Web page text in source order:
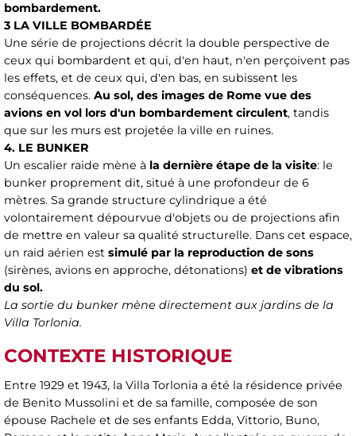
bombardement.
3 LA VILLE BOMBARDÉE
Une série de projections décrit la double perspective de
ceux qui bombardent et qui, d'en haut, n'en perçoivent pas
les effets, et de ceux qui, d'en bas, en subissent les
conséquences. Au sol, des images de Rome vue des
avions en vol lors d'un bombardement circulent, tandis
que sur les murs est projetée la ville en ruines.
4. LE BUNKER
Un escalier raide mène à la dernière étape de la visite: le
bunker proprement dit, situé à une profondeur de 6
mètres. Sa grande structure cylindrique a été
volontairement dépourvue d'objets ou de projections afin
de mettre en valeur sa qualité structurelle. Dans cet espace,
un raid aérien est simulé par la reproduction de sons
(sirènes, avions en approche, détonations) et de vibrations
du sol.
La sortie du bunker mène directement aux jardins de la
Villa Torlonia.
CONTEXTE HISTORIQUE
Entre 1929 et 1943, la Villa Torlonia a été la résidence privée
de Benito Mussolini et de sa famille, composée de son
épouse Rachele et de ses enfants Edda, Vittorio, Buno,